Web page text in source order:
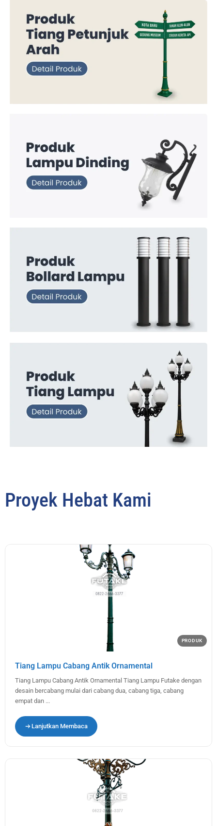
Proyek Hebat Kami
PRODUK
Tiang Lampu Cabang Antik Ornamental
Tiang Lampu Cabang Antik Ornamental Tiang Lampu Futake dengan
desain bercabang mulai dari cabang dua, cabang tiga, cabang
empat dan ...
Lanjutkan Membaca